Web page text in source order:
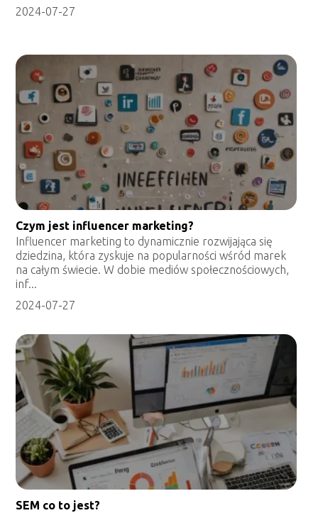
2024-07-27
Czym jest influencer marketing?
Influencer marketing to dynamicznie rozwijająca się
dziedzina, która zyskuje na popularności wśród marek
na całym świecie. W dobie mediów społecznościowych,
inf...
2024-07-27
SEM co to jest?